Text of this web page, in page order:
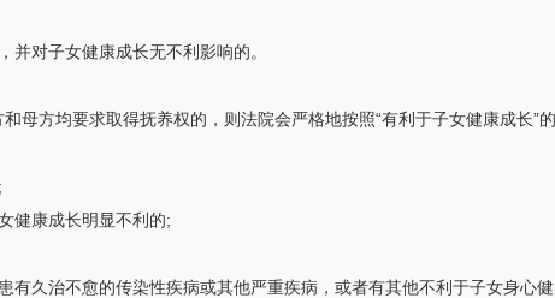
对子女健康成长无不利影响的。
母方均要求取得抚养权的，则法院会严格地按照“有利于子女健康成长”
健康成长明显不利的;
有久治不愈的传染性疾病或其他严重疾病，或者有其他不利于子女身心